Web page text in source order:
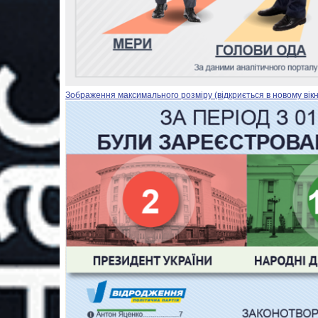
Зображення максимального розміру (відкриється в новому